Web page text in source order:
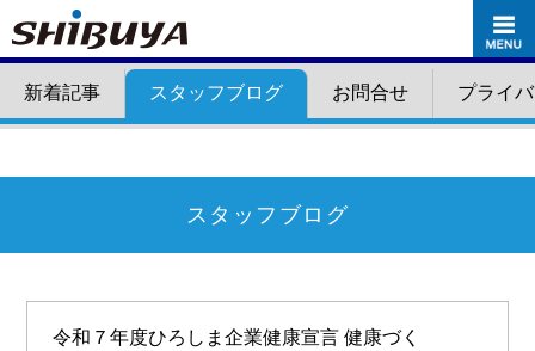
新着記事 スタッフブログ お問合せ プライ
スタッフブログ
令和７年度ひろしま企業健康宣言 健康づく